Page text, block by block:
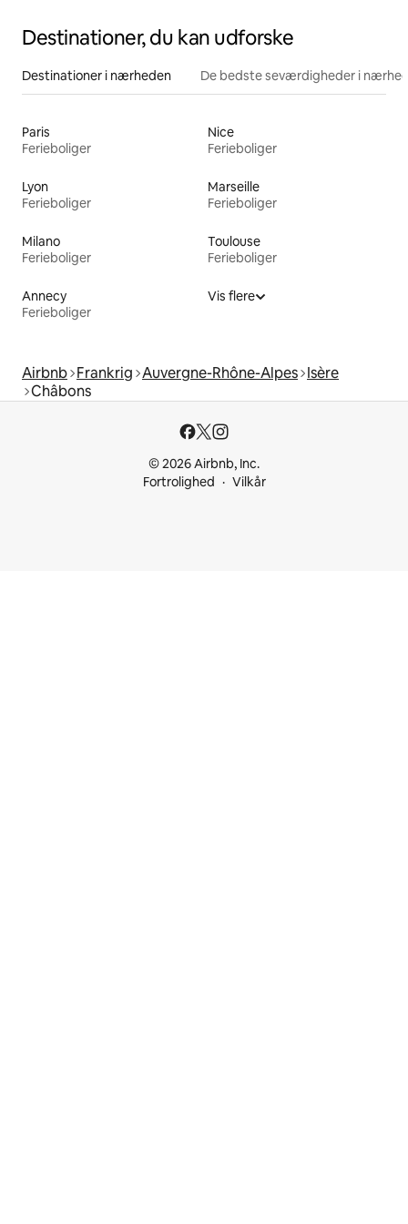
Destinationer, du kan udforske
Destinationer i nærheden De bedste seværdigheder i
Paris
Ferieboliger
Nice
Ferieboliger
Lyon
Ferieboliger
Marseille
Ferieboliger
Milano
Ferieboliger
Toulouse
Ferieboliger
Annecy
Ferieboliger
Vis flere
Airbnb Frankrig Auvergne-Rhône-Alpes Isère
Châbons
© 2026 Airbnb, Inc.
Fortrolighed
Vilkår